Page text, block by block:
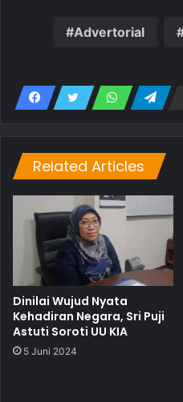
Advertorial
Related Articles
Dinilai Wujud Nyata
Kehadiran Negara, Sri Puji
Astuti Soroti UU KIA
5 Juni 2024